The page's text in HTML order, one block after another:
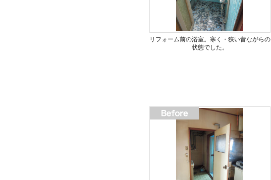
リフォーム前の浴室。寒く・狭い昔ながらの
状態でした。